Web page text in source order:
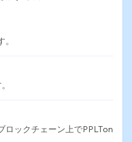
。
ロックチェーン上でPPLTon